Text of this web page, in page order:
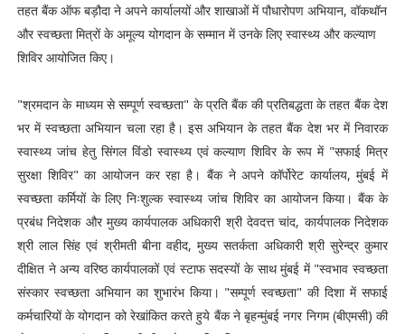
तहत बैंक ऑफ बड़ौदा ने अपने कार्यालयों और शाखाओं में पौधारोपण अभियान, वॉकथॉन
और स्वच्छता मित्रों के अमूल्य योगदान के सम्मान में उनके लिए स्वास्थ्य और कल्याण
शिविर आयोजित किए।
"श्रमदान के माध्यम से सम्पूर्ण स्वच्छता" के प्रति बैंक की प्रतिबद्धता के तहत बैंक देश
भर में स्वच्छता अभियान चला रहा है। इस अभियान के तहत बैंक देश भर में निवारक
स्वास्थ्य जांच हेतु सिंगल विंडो स्वास्थ्य एवं कल्याण शिविर के रूप में "सफाई मित्र
सुरक्षा शिविर" का आयोजन कर रहा है। बैंक ने अपने कॉर्पोरेट कार्यालय, मुंबई में
स्वच्छता कर्मियों के लिए निःशुल्क स्वास्थ्य जांच शिविर का आयोजन किया। बैंक के
प्रबंध निदेशक और मुख्य कार्यपालक अधिकारी श्री देवदत्त चांद, कार्यपालक निदेशक
श्री लाल सिंह एवं श्रीमती बीना वहीद, मुख्य सतर्कता अधिकारी श्री सुरेन्द्र कुमार
दीक्षित ने अन्य वरिष्ठ कार्यपालकों एवं स्टाफ सदस्यों के साथ मुंबई में "स्वभाव स्वच्छता
संस्कार स्वच्छता अभियान का शुभारंभ किया। "सम्पूर्ण स्वच्छता" की दिशा में सफाई
कर्मचारियों के योगदान को रेखांकित करते हुये बैंक ने बृहन्मुंबई नगर निगम (बीएमसी) की